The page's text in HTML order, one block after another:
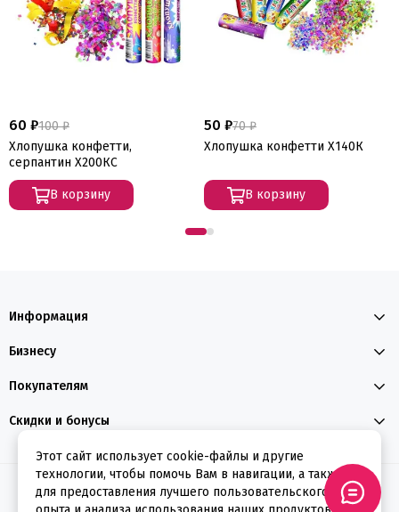
60 ₽100 ₽
Хлопушка конфетти,
серпантин Х200КС
В корзину
50 ₽70 ₽
Хлопушка конфетти Х140К
В корзину
Информация
Бизнесу
Покупателям
Скидки и бонусы
2026 © ФЕЕРВЕРКИН
Этот сайт использует cookie-файлы и другие
технологии, чтобы помочь Вам в навигации, а также
для предоставления лучшего пользовательского